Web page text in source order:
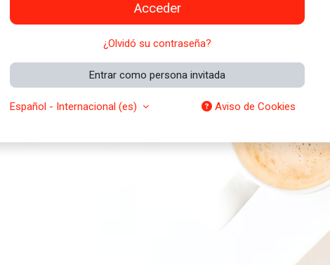
Acceder
¿Olvidó su contraseña?
Entrar como persona invitada
Español - Internacional ‎(es)‎ Aviso de Cookies